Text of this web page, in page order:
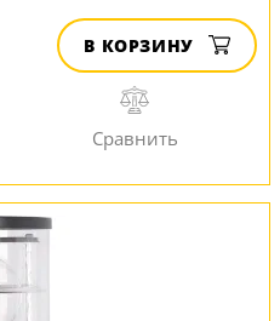
В КОРЗИНУ